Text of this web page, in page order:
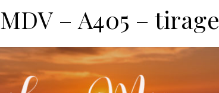
MDV – A405 – tirage